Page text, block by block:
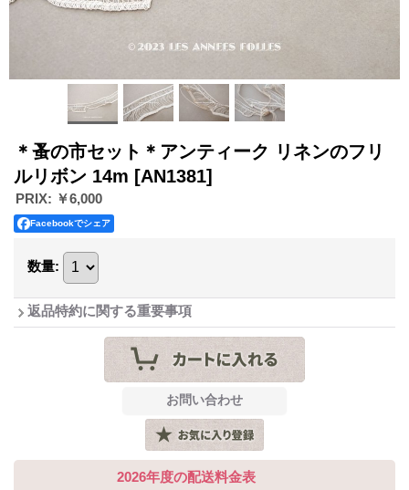
＊蚤の市セット＊アンティーク リネンのフリ
ルリボン 14m [AN1381]
PRIX: ￥6,000
Facebookでシェア
数量:
返品特約に関する重要事項
2026年度の配送料金表